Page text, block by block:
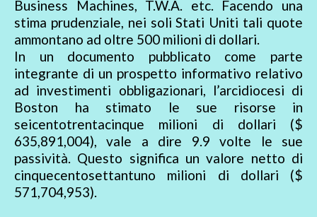
Business Machines, T.W.A. etc. Facendo una
stima prudenziale, nei soli Stati Uniti tali quote
ammontano ad oltre 500 milioni di dollari.
In un documento pubblicato come parte
integrante di un prospetto informativo relativo
ad investimenti obbligazionari, l’arcidiocesi di
Boston ha stimato le sue risorse in
seicentotrentacinque milioni di dollari ($
635,891,004), vale a dire 9.9 volte le sue
passività. Questo significa un valore netto di
cinquecentosettantuno milioni di dollari ($
571,704,953).